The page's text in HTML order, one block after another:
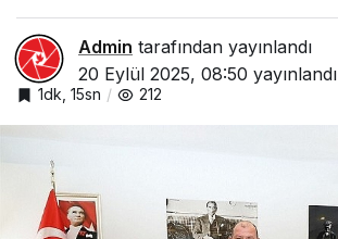
Admin tarafından yayınlandı
20 Eylül 2025, 08:50 yayınlandı
1dk, 15sn 212